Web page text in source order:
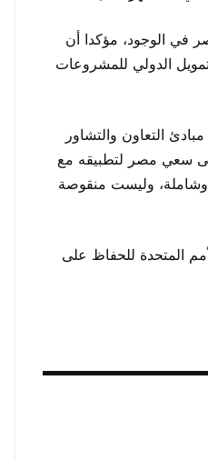
في الوجود، مؤكدا أن
الدولي للمشروعات
التعاون والتشاور
سعي مصر لتطبيقه مع
وشاملة، وليست منقوصة
المتحدة للحفاظ على